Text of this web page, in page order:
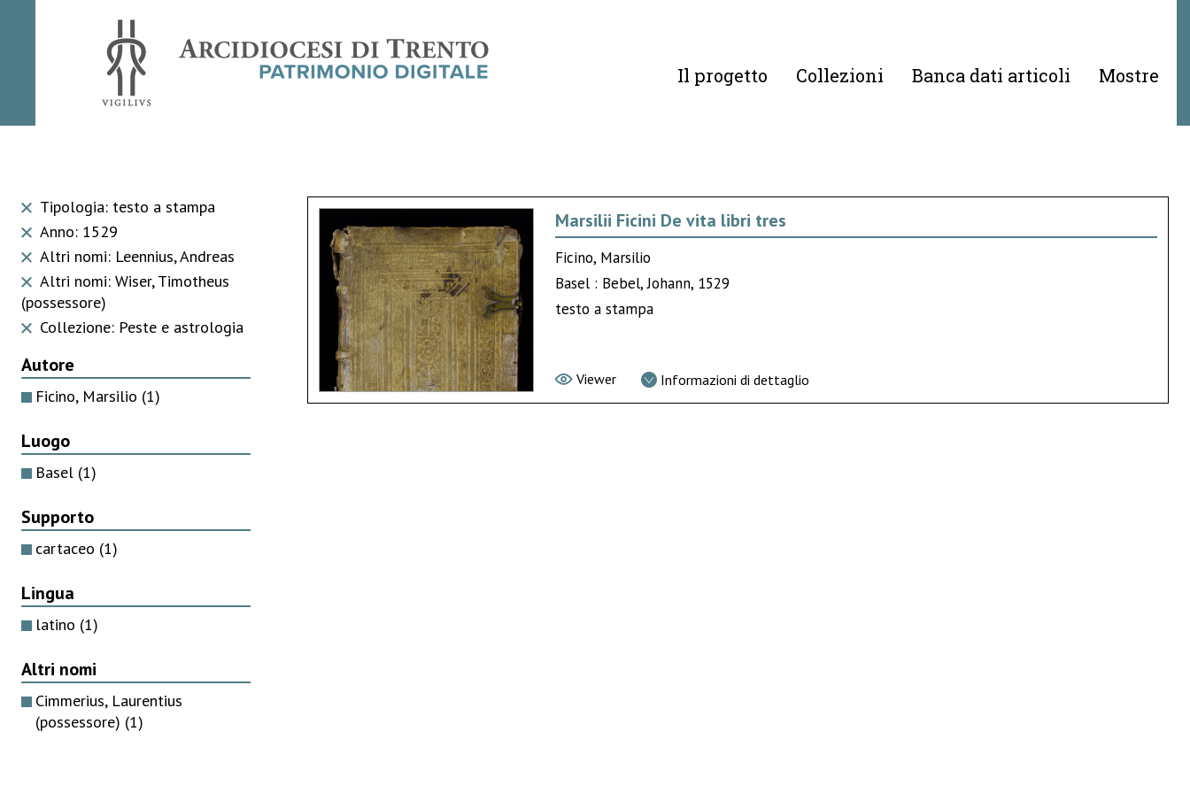
Il progetto Collezioni Banca dati articoli Mostre
Tipologia: testo a stampa
Anno: 1529
Altri nomi: Leennius, Andreas
Altri nomi: Wiser, Timotheus
(possessore)
Collezione: Peste e astrologia
Autore
Ficino, Marsilio (1)
Luogo
Basel (1)
Supporto
cartaceo (1)
Lingua
latino (1)
Altri nomi
Cimmerius, Laurentius
(possessore) (1)
Marsilii Ficini De vita libri tres
Ficino, Marsilio
Basel : Bebel, Johann, 1529
testo a stampa
Viewer Informazioni di dettaglio